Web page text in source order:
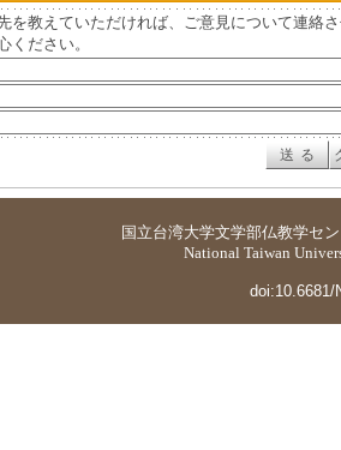
を教えていただければ、ご意見について連絡
ください。
国立台湾大学文学部仏教学セ
National Taiwan
doi:10.6681/